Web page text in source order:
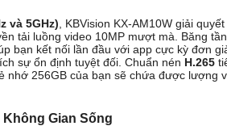
và 5GHz) , KBVision KX-AM10W giải
tải luồng video 10MP mượt mà. Băng
bạn kết nối lần đầu với app cực kỳ đơn
sự ổn định tuyệt đối. Chuẩn nén H.265
nhớ 256GB của bạn sẽ chứa được lượng
Không Gian Sống